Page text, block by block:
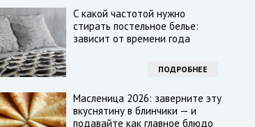
С какой частотой нужно
стирать постельное белье:
зависит от времени года
ПОДРОБНЕЕ
Масленица 2026: заверните эту
вкуснятину в блинчики — и
подавайте как главное блюдо